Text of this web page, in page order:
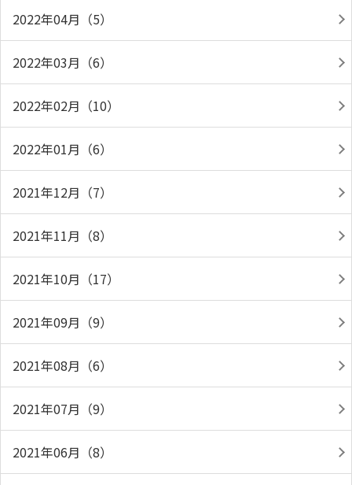
2022年04月（5）
2022年03月（6）
2022年02月（10）
2022年01月（6）
2021年12月（7）
2021年11月（8）
2021年10月（17）
2021年09月（9）
2021年08月（6）
2021年07月（9）
2021年06月（8）